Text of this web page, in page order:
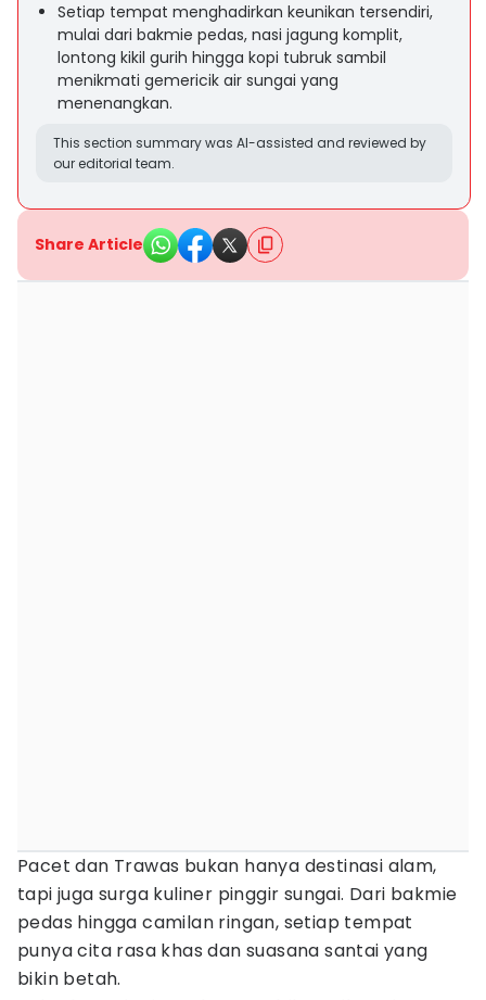
Setiap tempat menghadirkan keunikan tersendiri,
mulai dari bakmie pedas, nasi jagung komplit,
lontong kikil gurih hingga kopi tubruk sambil
menikmati gemericik air sungai yang
menenangkan.
This section summary was AI-assisted and reviewed by
our editorial team.
Share Article
Pacet dan Trawas bukan hanya destinasi alam,
tapi juga surga kuliner pinggir sungai. Dari bakmie
pedas hingga camilan ringan, setiap tempat
punya cita rasa khas dan suasana santai yang
bikin betah.